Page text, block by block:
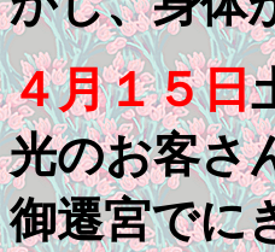
４月１５日
光のお客さ
御遷宮でに